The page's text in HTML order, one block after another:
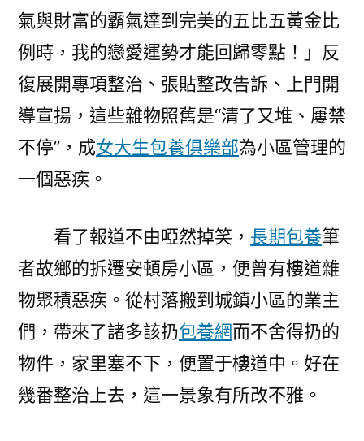
甜
心
寶
貝
包
養
根
在
何
處〉
氣與財富的霸氣達到完美的五比五黃金比
例時，我的戀愛運勢才能回歸零點！」反
復展開專項整治、張貼整改告訴、上門開
導宣揚，這些雜物照舊是“清了又堆、屢禁
不停”，成女大生包養俱樂部為小區管理的
一個惡疾。
看了報道不由啞然掉笑， 長期包養筆
者故鄉的拆遷安頓房小區，便曾有樓道雜
物聚積惡疾。從村落搬到城鎮小區的業主
們，帶來了諸多該扔包養網而不舍得扔的
物件，家里塞不下，便置于樓道中。好在
幾番整治上去，這一景象有所改不雅。